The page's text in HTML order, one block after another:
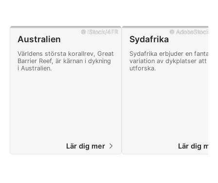
© iStock/4FR
Australien
Världens största korallrev, Great
Barrier Reef, är kärnan i dykning
i Australien.
Lär dig mer
© AdobeStock/
Sydafrika
Sydafrika erbjuder en
variation av dykplatser att
utforska.
Lär dig